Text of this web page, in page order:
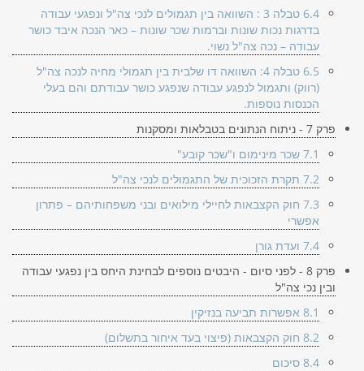
6.4 טבלה 3 : השוואה בין תגמולים לנכי צה"ל ונפגעי עבודה
בדרגות נכות שונות וברמות שכר שונות – כאר הנכה איבד כושר
עבודה – נכה צה"ל נשוי.
6.5 טבלה 4: השוואה דו שלבית בין תגמולי מחיה לנכה צה"ל
(רווק) ותגמול לנפגע עבודה שנפגע כושר עבודתם והם בעלי
הכנסות נוספות.
פרק 7 - ניתוח הנתונים בטבלאות ומסקנות
7.1 שכר מינימום ו"שכר קובע"
7.2 תקרת הזכוכית של התגמולים לנכי צה"ל
7.3 חוק הקצבאות לחיילי מילואים ובני משפחותיהם – פתרון
אפשרי
7.4 ועדת גורן
פרק 8 - לפני סיום - היבטים נוספים לבחינת היחס בין נפגעי עבודה
ובין נכי צה"ל
8.1 אפשרות תביעה בנזיקין
8.2 חוק הקצבאות (פיצוי בעד איחור בתשלום)
8.4 סיכום